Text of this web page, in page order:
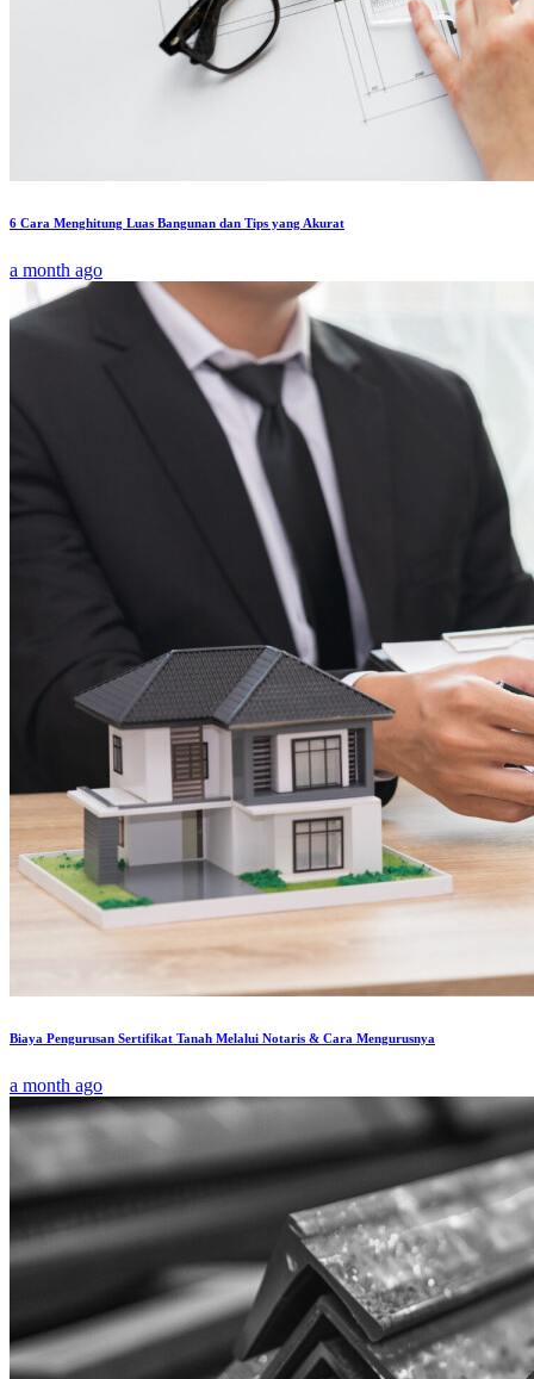
6 Cara Menghitung Luas Bangunan dan Tips yang Akurat
a month ago
Biaya Pengurusan Sertifikat Tanah Melalui Notaris & Cara Mengurusnya
a month ago